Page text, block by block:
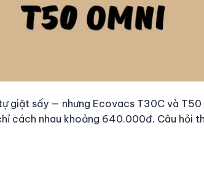
giặt sấy — nhưng Ecovacs T30C và T50
cách nhau khoảng 640.000đ. Câu hỏi